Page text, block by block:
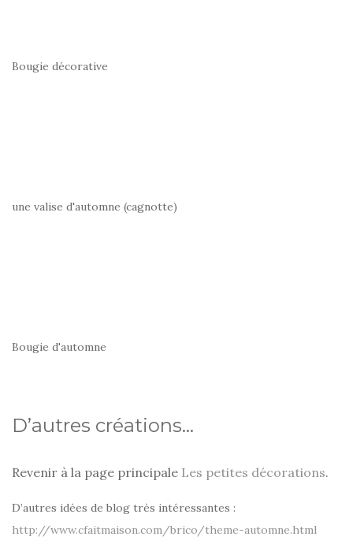
Bougie décorative
une valise d'automne (cagnotte)
Bougie d'automne
D’autres créations…
Revenir à la page principale Les petites décorations.
D’autres idées de blog très intéressantes :
http://www.cfaitmaison.com/brico/theme-automne.html